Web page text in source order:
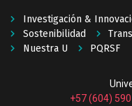
Investigación &
Sostenibilidad
Nuestra U
PQRSF
+57 (604)